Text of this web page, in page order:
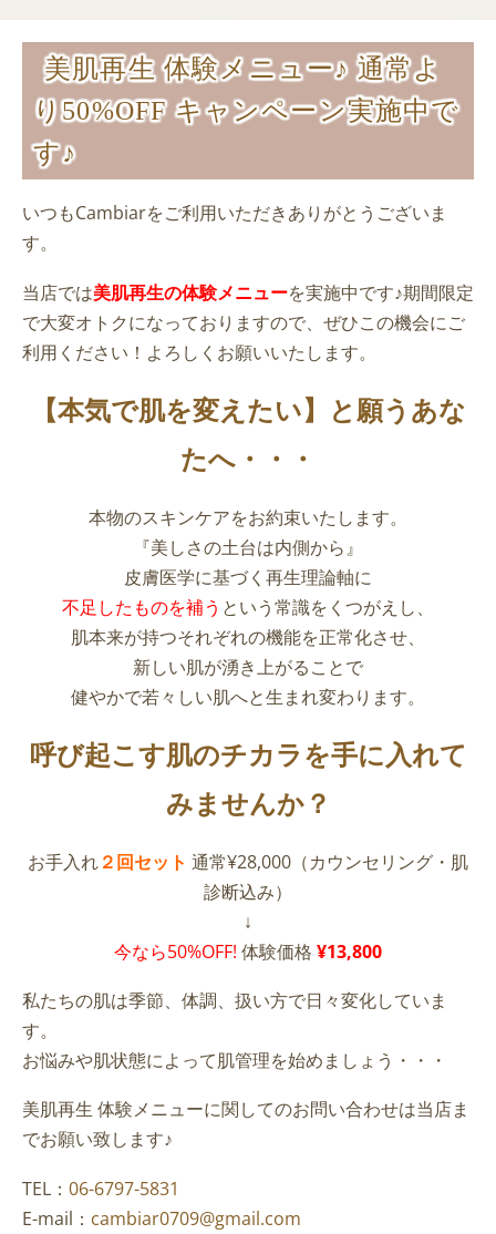
美肌再生 体験メニュー♪ 通常よ
り50%OFF キャンペーン実施中で
す♪
いつもCambiarをご利用いただきありがとうございま
す。
当店では美肌再生の体験メニューを実施中です♪期間限定
で大変オトクになっておりますので、ぜひこの機会にご
利用ください！よろしくお願いいたします。
【本気で肌を変えたい】と願うあな
たへ・・・
本物のスキンケアをお約束いたします。
『美しさの土台は内側から』
皮膚医学に基づく再生理論軸に
不足したものを補う という常識をくつがえし、
肌本来が持つそれぞれの機能を正常化させ、
新しい肌が湧き上がることで
健やかで若々しい肌へと生まれ変わります。
呼び起こす肌のチカラを手に入れて
みませんか？
お手入れ２回セット 通常¥28,000（カウンセリング・肌
診断込み）
↓
今なら50%OFF! 体験価格 ¥13,800
私たちの肌は季節、体調、扱い方で日々変化していま
す。
お悩みや肌状態によって肌管理を始めましょう・・・
美肌再生 体験メニューに関してのお問い合わせは当店ま
でお願い致します♪
TEL： 06-6797-5831
E-mail： cambiar0709@gmail.com